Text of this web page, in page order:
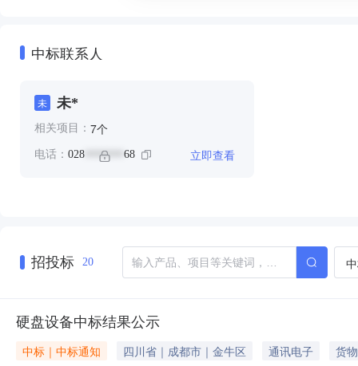
中标联系人
未 未*
相关项目： 7个
电话： 028 ******* 68 立即查看
招投标 20
硬盘设备中标结果公示
中标｜中标通知 四川省｜成都市｜金牛区 通讯电子
货物